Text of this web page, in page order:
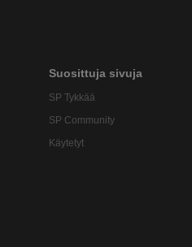
Suosittuja sivuja
SP Tykkää
SP Community
Käytetyt